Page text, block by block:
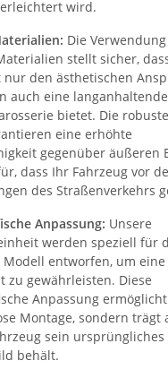
wird.
Die
stellt sicher,
den ästhetischen
auch eine
bietet. Die
eine erhöhte
gegenüber äußeren
dass Ihr Fahrzeug vor
des Straßenverkehrs
Anpassung: Unsere
werden speziell für
entworfen, um eine
zu gewährleisten. Diese
Anpassung
Montage, sondern trägt
sein ursprüngliches
behält.